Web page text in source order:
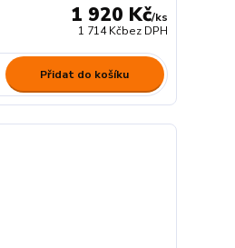
1 920 Kč/ks
1 714 Kčbez DPH
Přidat do košíku